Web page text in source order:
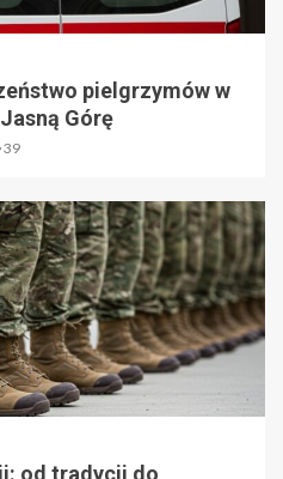
pielgrzymów w
Górę
39
od tradycji do